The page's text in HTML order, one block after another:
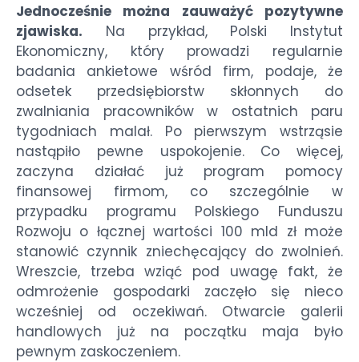
Jednocześnie można zauważyć pozytywne
zjawiska. Na przykład, Polski Instytut
Ekonomiczny, który prowadzi regularnie
badania ankietowe wśród firm, podaje, że
odsetek przedsiębiorstw skłonnych do
zwalniania pracowników w ostatnich paru
tygodniach malał. Po pierwszym wstrząsie
nastąpiło pewne uspokojenie. Co więcej,
zaczyna działać już program pomocy
finansowej firmom, co szczególnie w
przypadku programu Polskiego Funduszu
Rozwoju o łącznej wartości 100 mld zł może
stanowić czynnik zniechęcający do zwolnień.
Wreszcie, trzeba wziąć pod uwagę fakt, że
odmrożenie gospodarki zaczęło się nieco
wcześniej od oczekiwań. Otwarcie galerii
handlowych już na początku maja było
pewnym zaskoczeniem.